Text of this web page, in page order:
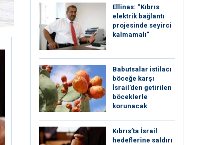
Ellinas: “Kıbrıs
elektrik bağlantı
projesinde seyirci
kalmamalı”
Babutsalar istilacı
böceğe karşı
İsrail’den getirilen
böceklerle
korunacak
Kıbrıs’ta İsrail
hedeflerine saldırı